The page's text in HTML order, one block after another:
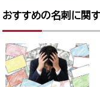
おすすめの名刺に関